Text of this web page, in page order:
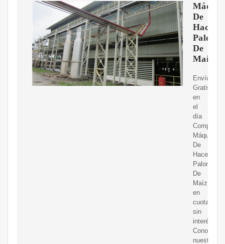
De
Hacer
De
Maíz
Envíos
Gratis
en
el
día
Compre
Máquina
De
Hacer
Palomitas
De
Maíz
en
cuotas
sin
interés!
Conozca
nuestras